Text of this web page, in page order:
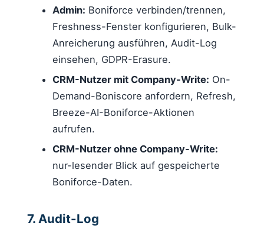
Admin: Boniforce verbinden/trennen,
Freshness-Fenster konfigurieren, Bulk-
Anreicherung ausführen, Audit-Log
einsehen, GDPR-Erasure.
CRM-Nutzer mit Company-Write: On-
Demand-Boniscore anfordern, Refresh,
Breeze-AI-Boniforce-Aktionen
aufrufen.
CRM-Nutzer ohne Company-Write:
nur-lesender Blick auf gespeicherte
Boniforce-Daten.
7. Audit-Log